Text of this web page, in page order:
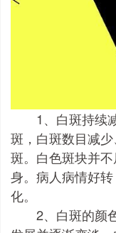
1、白斑持续减
斑，白斑数目减
斑。白色斑块并
身。病人病情好
化。
2、白斑的颜色